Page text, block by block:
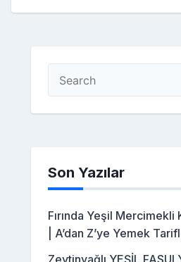
Son Yazılar
Fırında Yeşil
| A’dan Z’ye Yemek